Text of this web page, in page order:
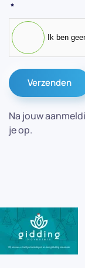
*
Ik ben
Verzenden
Na jouw
je op.